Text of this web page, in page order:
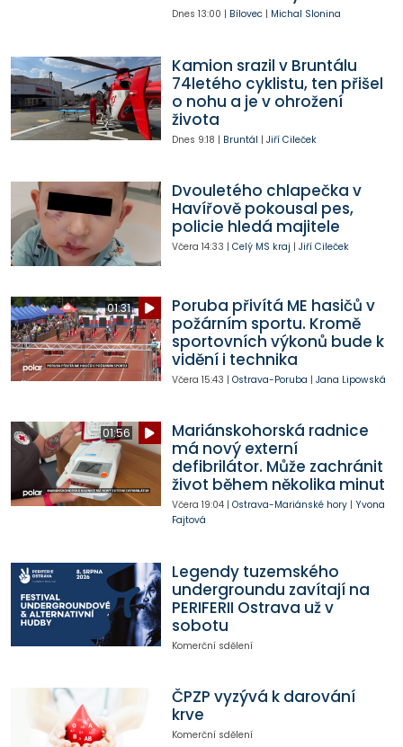
Dnes 13:00 | Bílovec| Michal Slonina
Kamion srazil v Bruntálu
74letého cyklistu, ten přišel
o nohu a je v ohrožení
života
Dnes 9:18 | Bruntál | Jiří Cileček
Dvouletého chlapečka v
Havířově pokousal pes,
policie hledá majitele
Včera 14:33 | Celý MS kraj | Jiří Cileček
01:31
Poruba přivítá ME hasičů v
požárním sportu. Kromě
sportovních výkonů bude k
vidění i technika
Včera 15:43 | Ostrava-Poruba | Jana Lipowská
01:56
Mariánskohorská radnice
má nový externí
defibrilátor. Může zachránit
život během několika minut
Včera 19:04| Ostrava-Mariánské hory| Yvona
Fajtová
Legendy tuzemského
undergroundu zavítají na
PERIFERII Ostrava už v
sobotu
Komerční sdělení
ČPZP vyzývá k darování
krve
Komerční sdělení